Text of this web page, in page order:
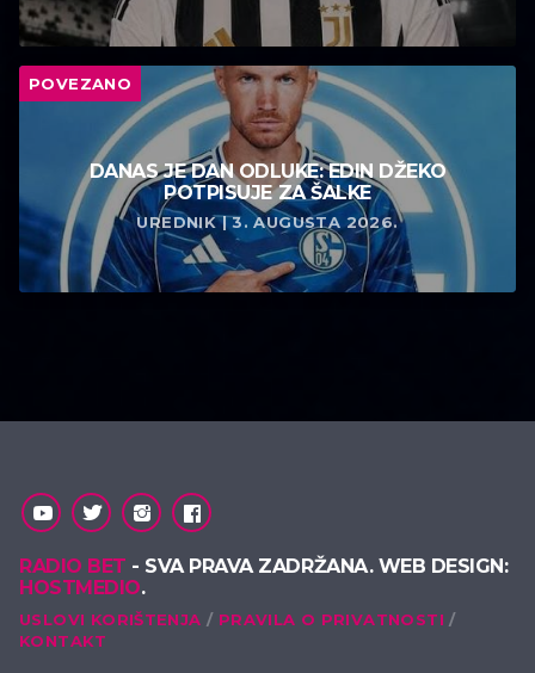
POVEZANO
DANAS JE DAN ODLUKE: EDIN DŽEKO
POTPISUJE ZA ŠALKE
UREDNIK | 3. AUGUSTA 2026.
RADIO BET - SVA PRAVA ZADRŽANA. WEB DESIGN:
HOSTMEDIO.
USLOVI KORIŠTENJA
PRAVILA O PRIVATNOSTI
KONTAKT